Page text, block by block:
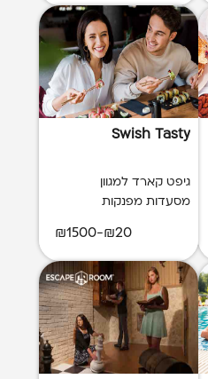
Swish Tasty
גיפט קארד למגוון
מסעדות מפנקות
₪20-₪1500